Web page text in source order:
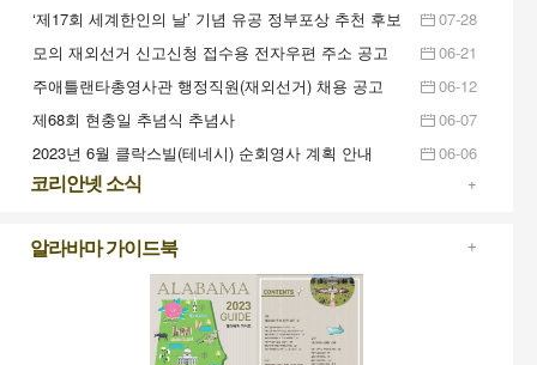
‘제17회 세계한인의 날’ 기념 유공 정부포상 추천 후보
자 공개검증
07-28
모의 재외선거 신고신청 접수용 전자우편 주소 공고
06-21
주애틀랜타총영사관 행정직원(재외선거) 채용 공고
(6.16(금)까지)
06-12
제68회 현충일 추념식 추념사
06-07
2023년 6월 클락스빌(테네시) 순회영사 계획 안내
(6.27~6.28)
06-06
코리안넷 소식 +
알라바마 가이드북 +